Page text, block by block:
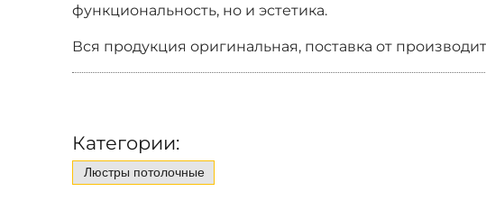
функциональность, но и эстетика.
Вся продукция оригинальная, поставка от
Категории:
Люстры потолочные